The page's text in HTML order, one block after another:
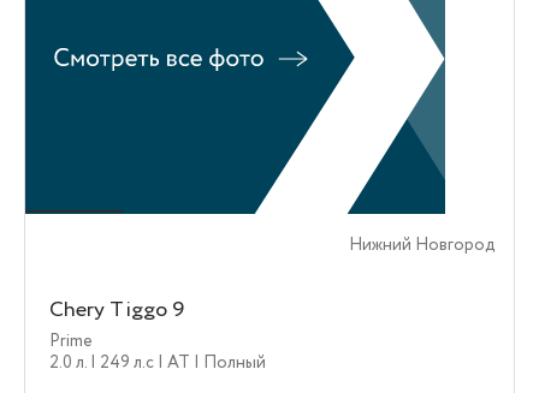
Нижний Новгород
Chery Tiggo 9
Prime
2.0 л. | 249 л.c | AT | Полный